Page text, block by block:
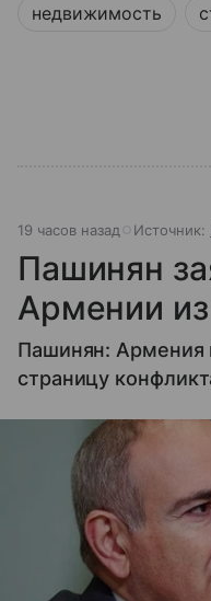
недвижимость
19 часов назад Источник:
Пашинян
Армении
Пашинян: Армения
страницу